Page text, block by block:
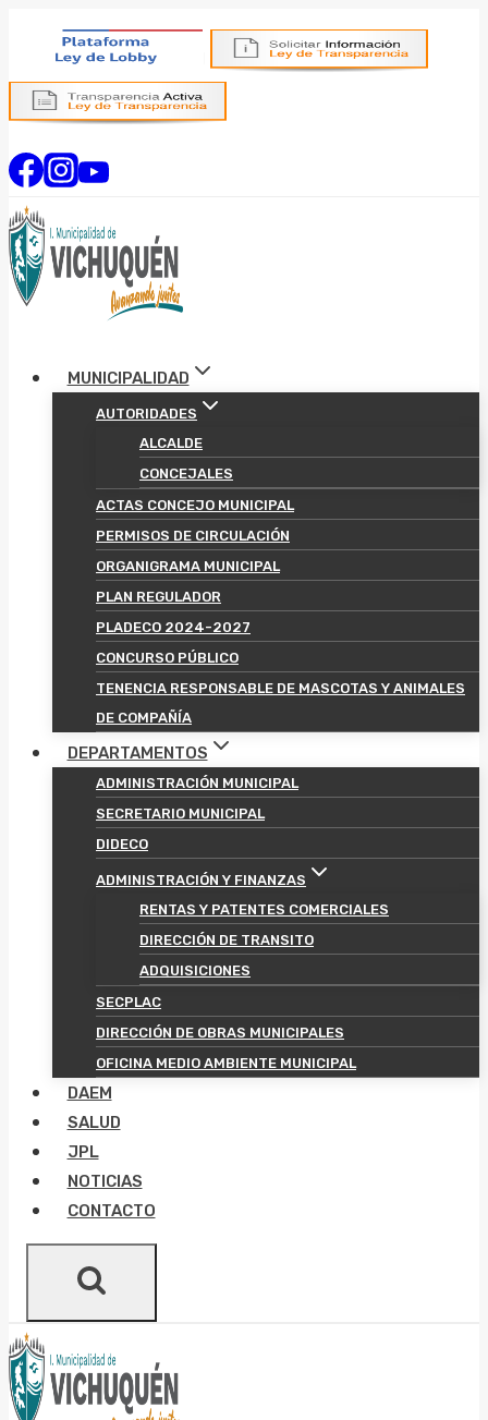
contenido
MUNICIPALIDAD
AUTORIDADES
ALCALDE
CONCEJALES
ACTAS CONCEJO MUNICIPAL
PERMISOS DE CIRCULACIÓN
ORGANIGRAMA MUNICIPAL
PLAN REGULADOR
PLADECO 2024-2027
CONCURSO PÚBLICO
TENENCIA RESPONSABLE DE MASCOTAS Y ANIMALES
DE COMPAÑÍA
DEPARTAMENTOS
ADMINISTRACIÓN MUNICIPAL
SECRETARIO MUNICIPAL
DIDECO
ADMINISTRACIÓN Y FINANZAS
RENTAS Y PATENTES COMERCIALES
DIRECCIÓN DE TRANSITO
ADQUISICIONES
SECPLAC
DIRECCIÓN DE OBRAS MUNICIPALES
OFICINA MEDIO AMBIENTE MUNICIPAL
DAEM
SALUD
JPL
NOTICIAS
CONTACTO